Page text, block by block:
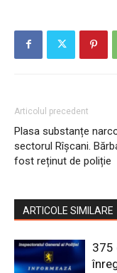
Articolul precedent
Plasa substanțe
sectorul Rîșcani.
fost reținut de poliție
ARTICOLE SIMILARE
375